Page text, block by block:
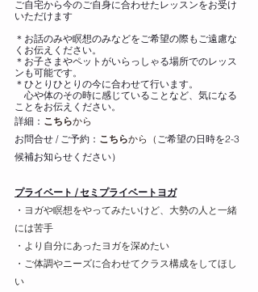
ご自宅から今のご自身に合わせたレッスンをお受け
いただけます
＊お話のみや瞑想のみなどをご希望の際もご遠慮な
くお伝えください。
＊お子さまやペットがいらっしゃる場所でのレッス
ンも可能です。
＊ひとりひとりの今に合わせて行います。
心や体のその時に感じていることなど、気になる
ことをお伝えください。
詳細： こちらから
お問合せ / ご予約： こちらから（ ご希望の日時を2-3
候補お知らせください）
プライベート / セミプライベートヨガ
・ ヨガや瞑想をやってみたいけど、大勢の人と一緒
には苦手
・より自分にあったヨガを深めたい
・ご体調やニーズに合わせてクラス構成をしてほし
い